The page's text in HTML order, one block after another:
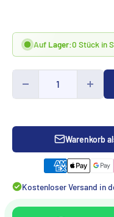
Auf Lager:0 Stück in
Warenkorb
Kostenloser Versand in